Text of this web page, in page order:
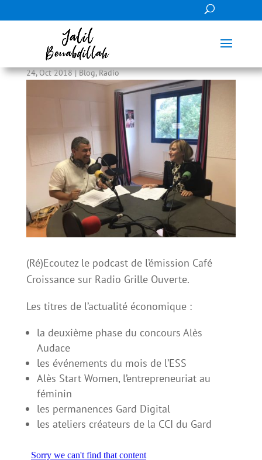
Café Croissance 24 octobre
24, Oct 2018|Blog,Radio
(Ré)Ecoutez le podcast de l’émission Café
Croissance sur Radio Grille Ouverte.
Les titres de l’actualité économique :
la deuxième phase du concours Alès
Audace
les événements du mois de l’ESS
Alès Start Women, l’entrepreneuriat au
féminin
les permanences Gard Digital
les ateliers créateurs de la CCI du Gard